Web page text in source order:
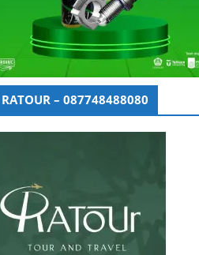
RATOUR – 087748488080